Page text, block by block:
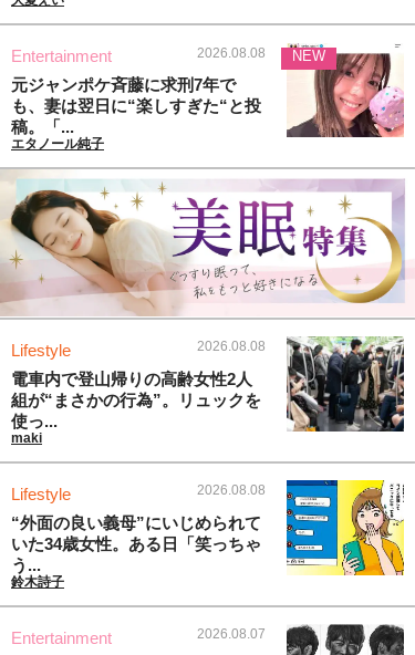
Entertainment 2026.08.08
元ジャンポケ斉藤に求刑7年で
も、妻は翌日に“楽しすぎた“と投
稿。「...
エタノール純子
NEW
Lifestyle 2026.08.08
電車内で登山帰りの高齢女性2人
組が“まさかの行為”。リュックを
使っ...
maki
Lifestyle 2026.08.08
“外面の良い義母”にいじめられて
いた34歳女性。ある日「笑っちゃ
う...
鈴木詩子
Entertainment 2026.08.07